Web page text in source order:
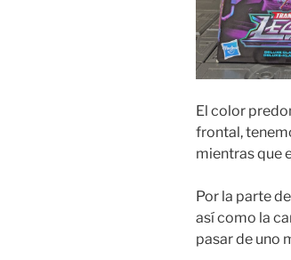
El color
frontal,
mientras que
Por la parte
así como la
pasar de uno